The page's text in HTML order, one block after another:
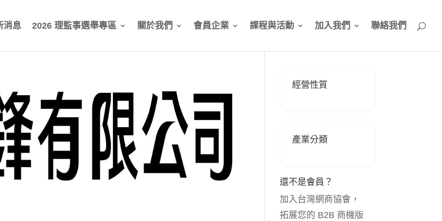
消息 2026 理監事選舉專區 關於我們 會員企業 課程與活動 加入我們 聯絡我們
經營性質
產業分類
還不是會員？
加入台灣網商協會，
拓展您的 B2B 商機版